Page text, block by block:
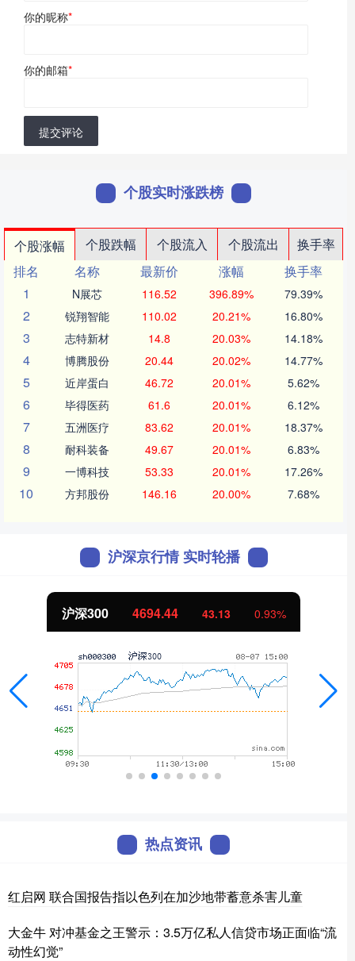
你的昵称*
你的邮箱*
提交评论
个股实时涨跌榜
个股涨幅 个股跌幅 个股流入 个股流出
换手率
排名
名称 最新价 涨幅
换手率
1
N展芯 116.52 396.89% 79.39%
2 锐翔智能 110.02 20.21% 16.80%
3 志特新材 14.8 20.03% 14.18%
4 博腾股份 20.44 20.02% 14.77%
5 近岸蛋白 46.72 20.01% 5.62%
6 毕得医药 61.6 20.01% 6.12%
7 五洲医疗 83.62 20.01% 18.37%
8 耐科装备 49.67 20.01% 6.83%
9 一博科技 53.33 20.01% 17.26%
10 方邦股份 146.16 20.00% 7.68%
沪深京行情 实时轮播
沪深300 4694.44 43.13 0.93%
热点资讯
红启网 联合国报告指以色列在加沙地带蓄意杀害儿童
大金牛 对冲基金之王警示：3.5万亿私人信贷市场正面临“流
动性幻觉”